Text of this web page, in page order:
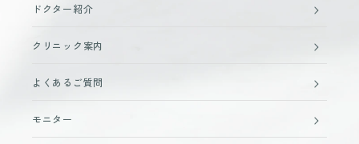
ドクター紹介
クリニック案内
よくあるご質問
モニター